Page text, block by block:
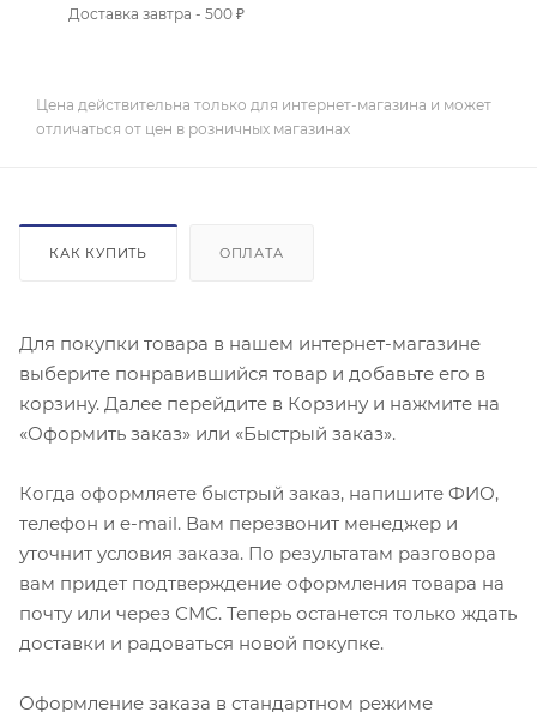
Доставка завтра - 500 ₽
Цена действительна только для интернет-магазина и может
отличаться от цен в розничных магазинах
КАК КУПИТЬ ОПЛАТА
Для покупки товара в нашем интернет-магазине
выберите понравившийся товар и добавьте его в
корзину. Далее перейдите в Корзину и нажмите на
«Оформить заказ» или «Быстрый заказ».
Когда оформляете быстрый заказ, напишите ФИО,
телефон и e-mail. Вам перезвонит менеджер и
уточнит условия заказа. По результатам разговора
вам придет подтверждение оформления товара на
почту или через СМС. Теперь останется только ждать
доставки и радоваться новой покупке.
Оформление заказа в стандартном режиме